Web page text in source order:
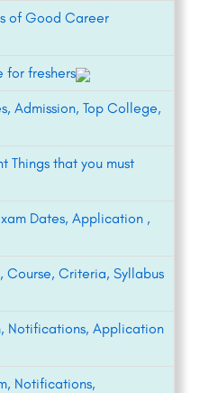
of Good Career
for freshers
Admission, Top College,
Things that you must
Dates, Application ,
Course, Criteria, Syllabus
Notifications, Application
Notifications,